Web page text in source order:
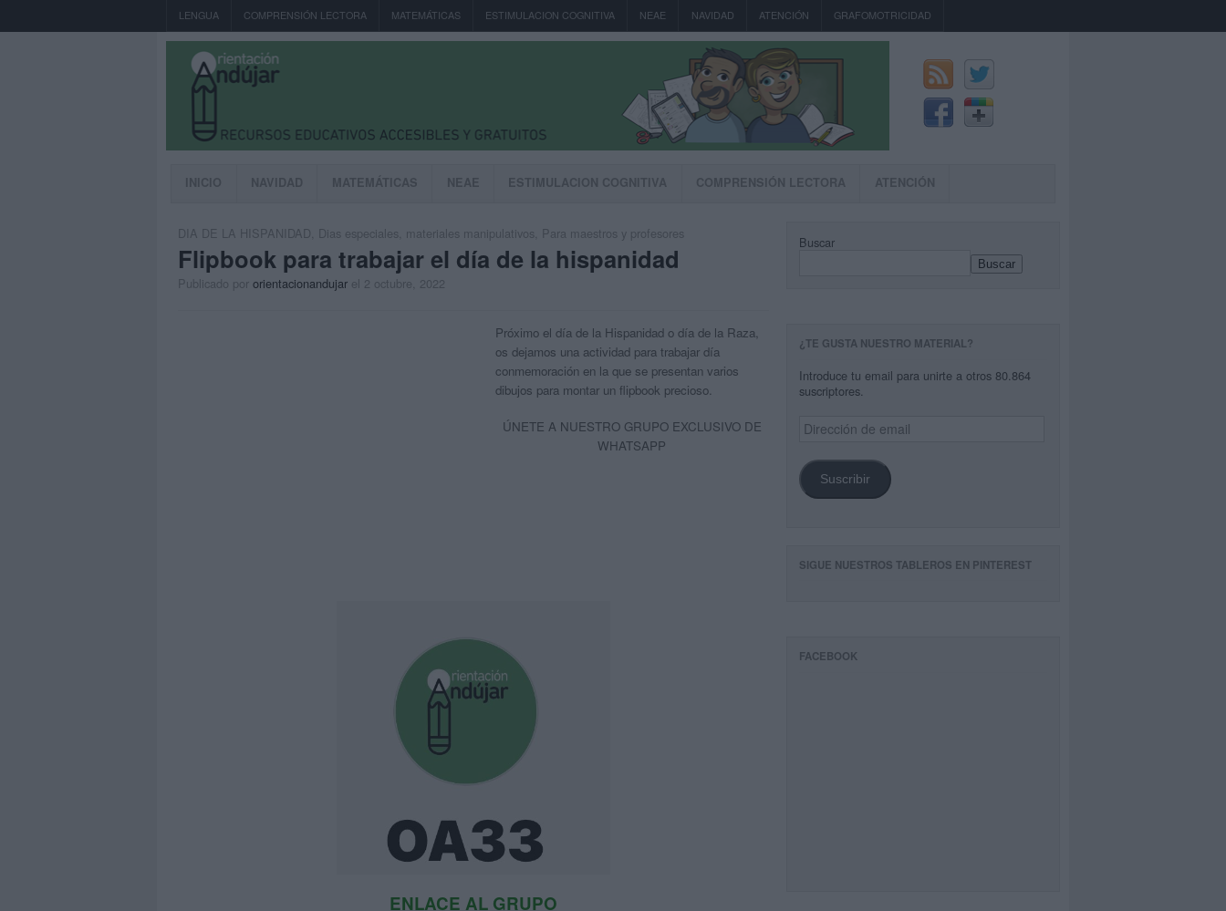
LENGUA COMPRENSIÓN LECTORA MATEMÁTICAS ESTIMULACION COGNITIVA NEAE NAVIDAD ATENCIÓN GRAFOMOTRICIDAD
INICIO NAVIDAD MATEMÁTICAS NEAE ESTIMULACION COGNITIVA COMPRENSIÓN LECTORA ATENCIÓN
DIA DE LA HISPANIDAD Dias especiales materiales manipulativos Para maestros y profesores
Flipbook para trabajar el día de la hispanidad
Publicado por orientacionandujar el 2 octubre, 2022
Próximo el día de la Hispanidad o día de la Raza,
os dejamos una actividad para trabajar día
conmemoración en la que se presentan varios
dibujos para montar un flipbook precioso.
ÚNETE A NUESTRO GRUPO EXCLUSIVO DE
WHATSAPP
ENLACE AL GRUPO
Buscar
Buscar
¿TE GUSTA NUESTRO MATERIAL?
Introduce tu email para unirte a otros 80.864
suscriptores.
Dirección
de
Suscribir
SIGUE NUESTROS TABLEROS EN PINTEREST
FACEBOOK